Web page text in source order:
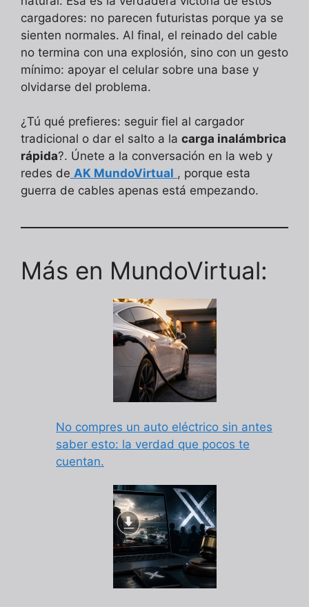
cargadores: no parecen futuristas porque ya se
sienten normales. Al final, el reinado del cable
no termina con una explosión, sino con un gesto
mínimo: apoyar el celular sobre una base y
olvidarse del problema.
¿Tú qué prefieres: seguir fiel al cargador
tradicional o dar el salto a la carga inalámbrica
rápida?. Únete a la conversación en la web y
redes de AK MundoVirtual , porque esta
guerra de cables apenas está empezando.
Más en MundoVirtual:
No compres un auto eléctrico sin antes
saber esto: la verdad que pocos te
cuentan.